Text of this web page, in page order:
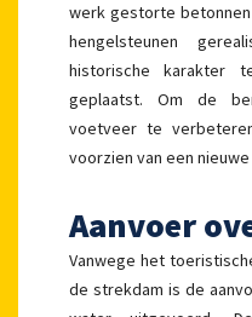
werk gestorte
hengelsteunen
historische karakter
geplaatst. Om de
voetveer te
voorzien van een
Aanvoer
Vanwege het
de strekdam is de